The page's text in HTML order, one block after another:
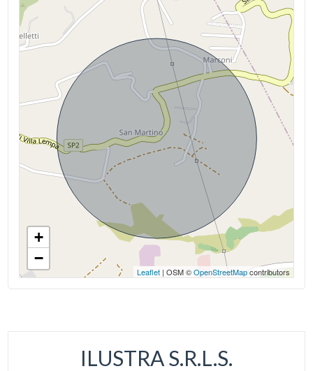
Cucina : A vista
Posizione : Turistica
Terrazza : 42 ㎡
Antenna Tv : Condominiale
Tv SAT : Autonoma
Impianto Telefonico
Impianto Elettrico : A norma
Sanitari sospesi
Predisposizione allarme
+
−
Leaflet| OSM ©OpenStreetMapcontributors
ILUSTRA S.R.L.S.